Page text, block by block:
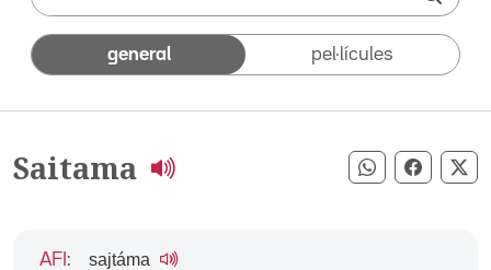
general pel·lícules
Saitama Compartir
AFI : sajtáma